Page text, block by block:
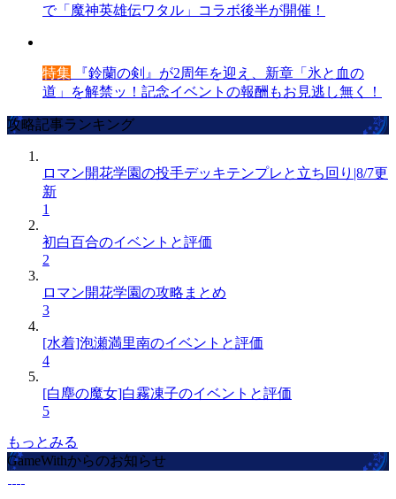
で「魔神英雄伝ワタル」コラボ後半が開催！
特集 『鈴蘭の剣』が2周年を迎え、新章「氷と血の
道」を解禁ッ！記念イベントの報酬もお見逃し無く！
攻略記事ランキング
ロマン開花学園の投手デッキテンプレと立ち回り|8/7更
新
1
初白百合のイベントと評価
2
ロマン開花学園の攻略まとめ
3
[水着]泡瀬満里南のイベントと評価
4
[白塵の魔女]白霧凍子のイベントと評価
5
もっとみる
GameWithからのお知らせ